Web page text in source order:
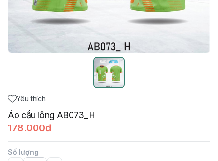
Yêu thích
Áo cầu lông AB073_H
178.000đ
Số lượng